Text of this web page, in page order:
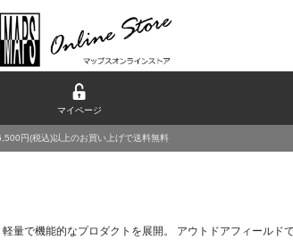
マイページ
円(税込)以上のお買い上げで送料無料
量で機能的なプロダクトを展開。 アウトドアフィール